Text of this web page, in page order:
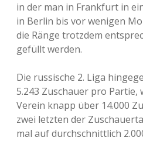
in der man in Frankfurt in
in Berlin bis vor wenigen
die Ränge trotzdem
gefüllt werden.
Die russische 2. Liga
5.243 Zuschauer pro
Verein knapp über 14.000
zwei letzten der
mal auf durchschnittlich